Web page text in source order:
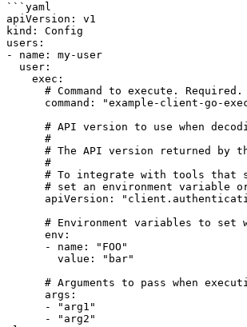
```yaml
apiVersion: v1
kind: Config
users:
- name: my-user